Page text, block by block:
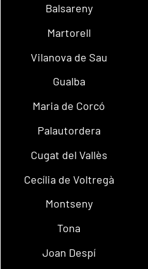
Balsareny
Martorell
Vilanova de Sau
Gualba
Maria de Corcó
Palautordera
Cugat del Vallès
Cecília de Voltregà
Montseny
Tona
Joan Despí